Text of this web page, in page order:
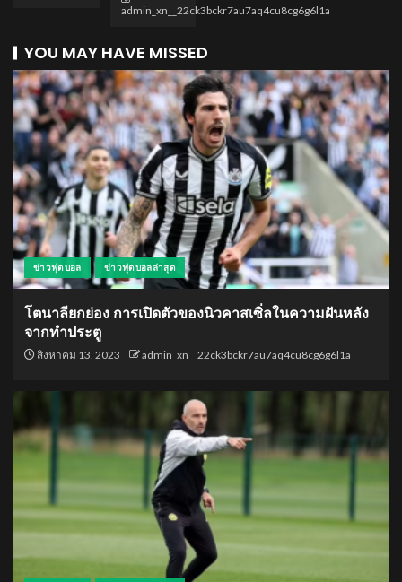
admin_xn__22ck3bckr7au7aq4cu8cg6g6l1a
YOU MAY HAVE MISSED
ข่าวฟุตบอล ข่าวฟุตบอลล่าสุด
โตนาลียกย่อง การเปิดตัวของนิวคาสเซิ่ลในความฝันหลัง
จากทำประตู
สิงหาคม 13, 2023 admin_xn__22ck3bckr7au7aq4cu8cg6g6l1a